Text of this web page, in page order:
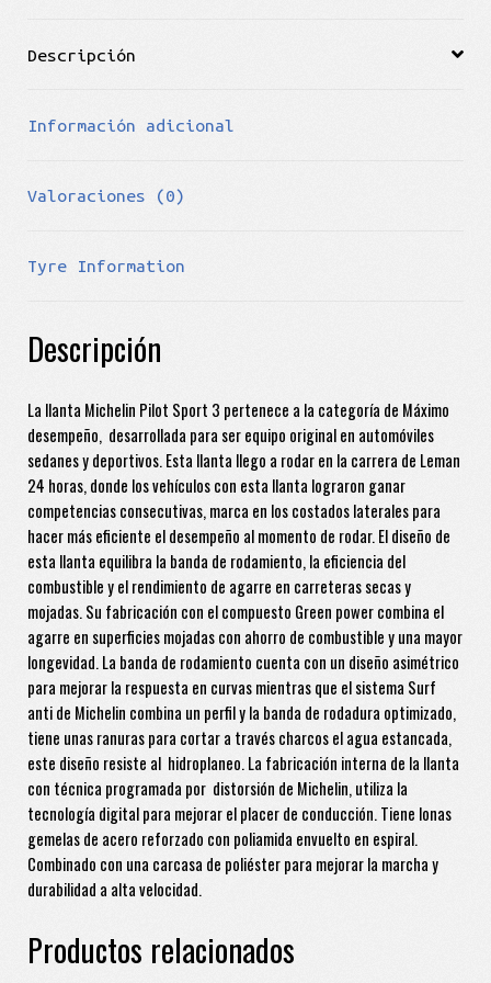
Descripción
Información adicional
Valoraciones (0)
Tyre Information
Descripción
La llanta Michelin Pilot Sport 3 pertenece a la categoría de Máximo
desempeño, desarrollada para ser equipo original en automóviles
sedanes y deportivos. Esta llanta llego a rodar en la carrera de Leman
24 horas, donde los vehículos con esta llanta lograron ganar
competencias consecutivas, marca en los costados laterales para
hacer más eficiente el desempeño al momento de rodar. El diseño de
esta llanta equilibra la banda de rodamiento, la eficiencia del
combustible y el rendimiento de agarre en carreteras secas y
mojadas. Su fabricación con el compuesto Green power combina el
agarre en superficies mojadas con ahorro de combustible y una mayor
longevidad. La banda de rodamiento cuenta con un diseño asimétrico
para mejorar la respuesta en curvas mientras que el sistema Surf
anti de Michelin combina un perfil y la banda de rodadura optimizado,
tiene unas ranuras para cortar a través charcos el agua estancada,
este diseño resiste al hidroplaneo. La fabricación interna de la llanta
con técnica programada por distorsión de Michelin, utiliza la
tecnología digital para mejorar el placer de conducción. Tiene lonas
gemelas de acero reforzado con poliamida envuelto en espiral.
Combinado con una carcasa de poliéster para mejorar la marcha y
durabilidad a alta velocidad.
Productos relacionados